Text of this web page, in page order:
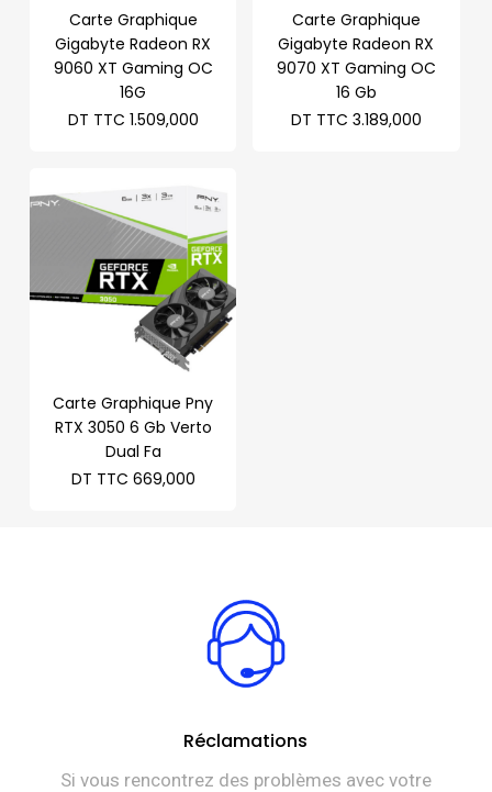
Carte Graphique
Gigabyte Radeon RX
9060 XT Gaming OC
16G
DT TTC 1.509,000
Carte Graphique
Gigabyte Radeon RX
9070 XT Gaming OC
16 Gb
DT TTC 3.189,000
Carte Graphique Pny
RTX 3050 6 Gb Verto
Dual Fa
DT TTC 669,000
Réclamations
Si vous rencontrez des problèmes avec votre